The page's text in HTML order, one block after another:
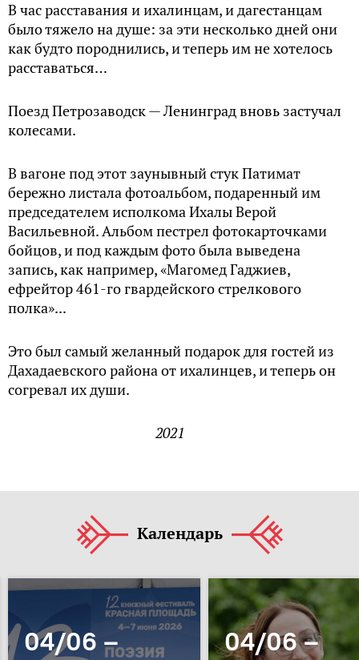
В час расставания и ихалинцам, и дагестанцам
было тяжело на душе: за эти несколько дней они
как будто породнились, и теперь им не хотелось
расставаться…
Поезд Петрозаводск — Ленинград вновь застучал
колесами.
В вагоне под этот заунывный стук Патимат
бережно листала фотоальбом, подаренный им
председателем исполкома Ихалы Верой
Васильевной. Альбом пестрел фотокарточками
бойцов, и под каждым фото была выведена
запись, как например, «Магомед Гаджиев,
ефрейтор 461-го гвардейского стрелкового
полка»...
Это был самый желанный подарок для гостей из
Дахадаевского района от ихалинцев, и теперь он
согревал их души.
2021
Календарь
04/06 –
04/06 –